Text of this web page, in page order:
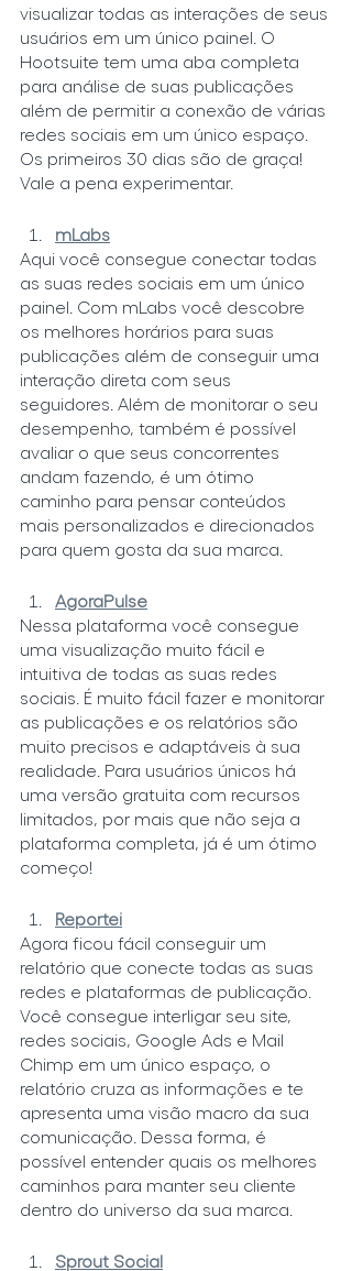
visualizar todas as interações de seus
usuários em um único painel. O
Hootsuite tem uma aba completa
para análise de suas publicações
além de permitir a conexão de várias
redes sociais em um único espaço.
Os primeiros 30 dias são de graça!
Vale a pena experimentar.
mLabs
Aqui você consegue conectar todas
as suas redes sociais em um único
painel. Com mLabs você descobre
os melhores horários para suas
publicações além de conseguir uma
interação direta com seus
seguidores. Além de monitorar o seu
desempenho, também é possível
avaliar o que seus concorrentes
andam fazendo, é um ótimo
caminho para pensar conteúdos
mais personalizados e direcionados
para quem gosta da sua marca.
AgoraPulse
Nessa plataforma você consegue
uma visualização muito fácil e
intuitiva de todas as suas redes
sociais. É muito fácil fazer e monitorar
as publicações e os relatórios são
muito precisos e adaptáveis à sua
realidade. Para usuários únicos há
uma versão gratuita com recursos
limitados, por mais que não seja a
plataforma completa, já é um ótimo
começo!
Reportei
Agora ficou fácil conseguir um
relatório que conecte todas as suas
redes e plataformas de publicação.
Você consegue interligar seu site,
redes sociais, Google Ads e Mail
Chimp em um único espaço, o
relatório cruza as informações e te
apresenta uma visão macro da sua
comunicação. Dessa forma, é
possível entender quais os melhores
caminhos para manter seu cliente
dentro do universo da sua marca.
Sprout Social